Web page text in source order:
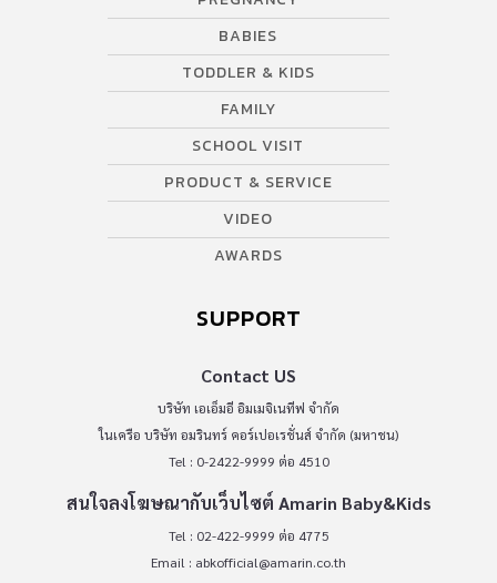
BABIES
TODDLER & KIDS
FAMILY
SCHOOL VISIT
PRODUCT & SERVICE
VIDEO
AWARDS
SUPPORT
Contact US
บริษัท เอเอ็มอี อิมเมจิเนทีฟ จำกัด
ในเครือ บริษัท อมรินทร์ คอร์เปอเรชั่นส์ จำกัด (มหาชน)
Tel : 0-2422-9999 ต่อ 4510
สนใจลงโฆษณากับเว็บไซต์ Amarin Baby&Kids
Tel : 02-422-9999 ต่อ 4775
Email : abkofficial@amarin.co.th